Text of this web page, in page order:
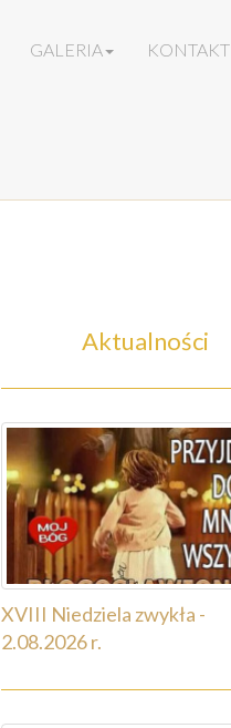
GALERIA KONTAKT
Aktualności
XVIII Niedziela zwykła -
2.08.2026 r.